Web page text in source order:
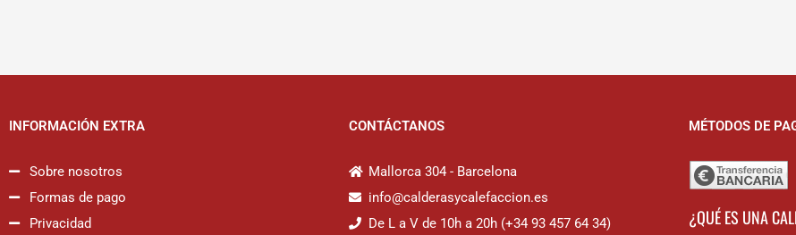
INFORMACIÓN EXTRA
Sobre nosotros
Formas de pago
Privacidad
CONTÁCTANOS
Mallorca 304 - Barcelona
info@calderasycalefaccion.es
De L a V de 10h a 20h (+34 93 457 64 34)
MÉTODOS DE
¿QUÉ ES UNA